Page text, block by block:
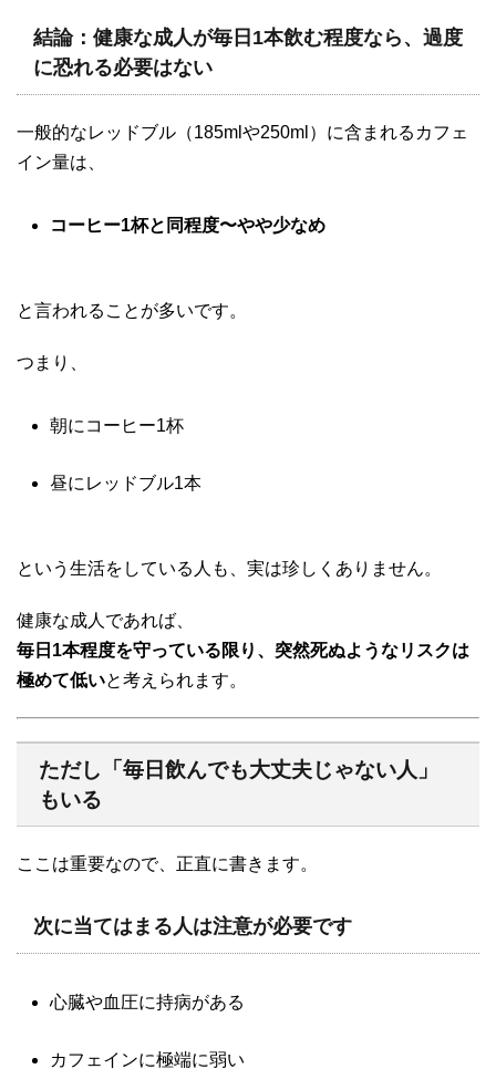
結論：健康な成人が毎日1本飲む程度なら、過度
に恐れる必要はない
一般的なレッドブル（185mlや250ml）に含まれるカフェ
イン量は、
コーヒー1杯と同程度〜やや少なめ
と言われることが多いです。
つまり、
朝にコーヒー1杯
昼にレッドブル1本
という生活をしている人も、実は珍しくありません。
健康な成人であれば、
毎日1本程度を守っている限り、突然死ぬようなリスクは
極めて低いと考えられます。
ただし「毎日飲んでも大丈夫じゃない人」
もいる
ここは重要なので、正直に書きます。
次に当てはまる人は注意が必要です
心臓や血圧に持病がある
カフェインに極端に弱い